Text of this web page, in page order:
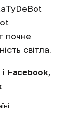
почне
світла.
і Facebook,